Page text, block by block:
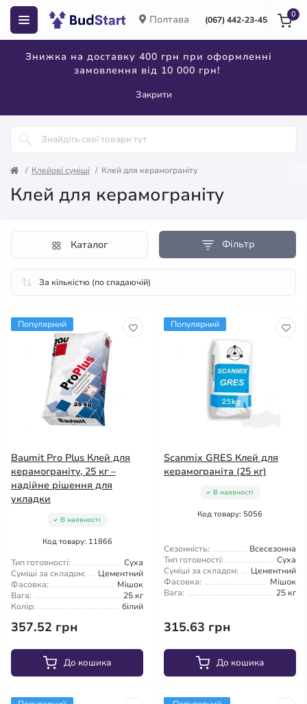
Полтава (067) 442-23-45
Знижка на доставку 400 грн при оформленні
замовлення від 10 000 грн!
Закрити
0
Клейові суміші Клей для керамограніту
Клей для керамограніту
Фільтр
Каталог
Популярний
Baumit Pro Plus Клей для
керамограніту, 25 кг –
надійне рішення для
укладки
В наявності
Код товару: 11866
Тип готовності:
Суха
Суміші за складом:
Цементний
Фасовка:
Мішок
Вага:
25 кг
Колір:
білий
357.52 грн
До кошика
Популярний
Scanmix GRES Клей для
керамограніта (25 кг)
В наявності
Код товару: 5056
Сезонність:
Всесезонна
Тип готовності:
Суха
Суміші за складом:
Цементний
Фасовка:
Мішок
Вага:
25 кг
315.63 грн
До кошика